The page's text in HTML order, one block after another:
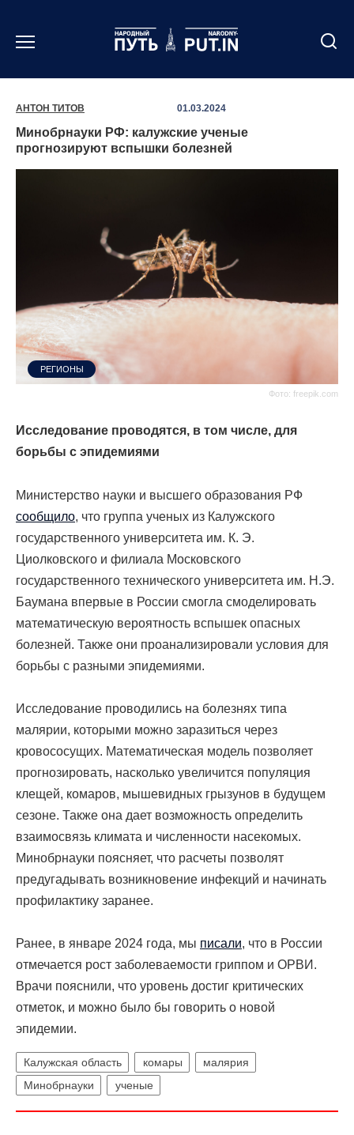
содержанию
АНТОН ТИТОВ 01.03.2024
Минобрнауки РФ: калужские ученые
прогнозируют вспышки болезней
Фото: freepik.com
РЕГИОНЫ
Исследование проводятся, в том числе, для
борьбы с эпидемиями
Министерство науки и высшего образования РФ
сообщило, что группа ученых из Калужского
государственного университета им. К. Э.
Циолковского и филиала Московского
государственного технического университета им. Н.Э.
Баумана впервые в России смогла смоделировать
математическую вероятность вспышек опасных
болезней. Также они проанализировали условия для
борьбы с разными эпидемиями.
Исследование проводились на болезнях типа
малярии, которыми можно заразиться через
кровососущих. Математическая модель позволяет
прогнозировать, насколько увеличится популяция
клещей, комаров, мышевидных грызунов в будущем
сезоне. Также она дает возможность определить
взаимосвязь климата и численности насекомых.
Минобрнауки поясняет, что расчеты позволят
предугадывать возникновение инфекций и начинать
профилактику заранее.
Ранее, в январе 2024 года, мы писали, что в России
отмечается рост заболеваемости гриппом и ОРВИ.
Врачи пояснили, что уровень достиг критических
отметок, и можно было бы говорить о новой
эпидемии.
Калужская область комары
малярия
Минобрнауки
ученые